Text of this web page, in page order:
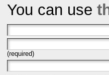
You can use
(required)